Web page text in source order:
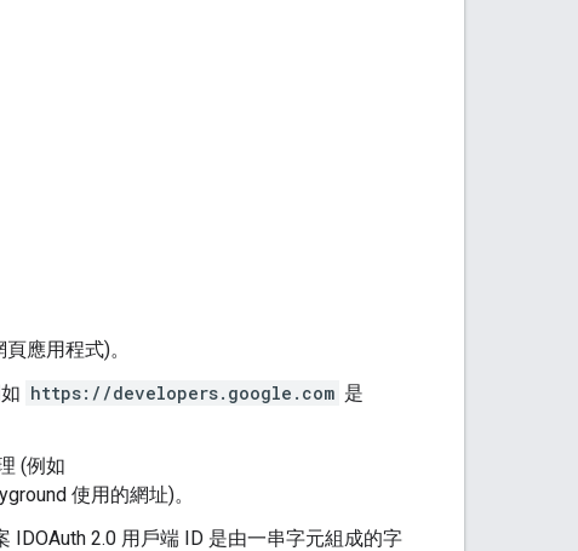
頁應用程式)。
https://developers.google.com 是
(例如
使用的網址)。
IDOAuth 2.0 用戶端 ID 是由一串字元組成的字